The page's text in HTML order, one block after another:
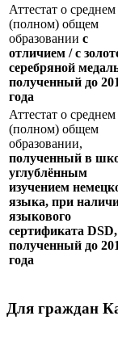
Аттестат о среднем
(полном) общем
образовании с
отличием / с
серебряной
полученный до
года
Аттестат о среднем
(полном) общем
образовании,
полученный в
углублённым
изучением
языка, при
языкового
сертификата DSD,
полученный до
года
Для граждан